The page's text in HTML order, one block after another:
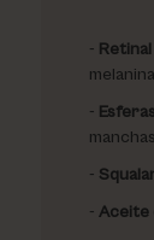
Aceite